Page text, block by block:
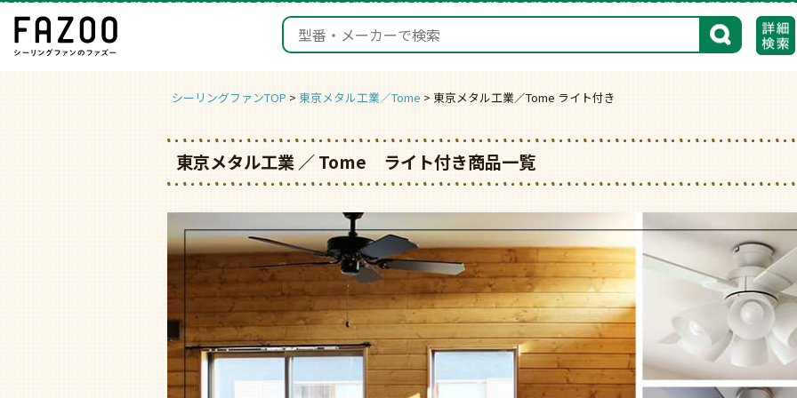
検索
シーリングファンTOP 東京メタル工業／Tome 東京メタル工業／Tome ライト付き
東京メタル工業 ／ Tome ライト付き商品一覧